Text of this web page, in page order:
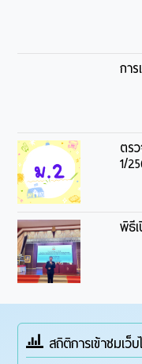
กา
ตร
1/
พิธี
สถิติการเข้าชมเว็